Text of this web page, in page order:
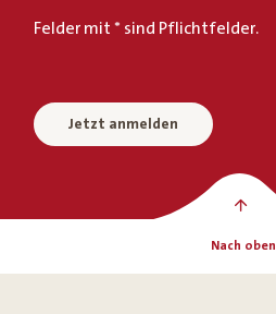
Felder mit * sind Pflichtfelder.
Jetzt anmelden
Nach oben